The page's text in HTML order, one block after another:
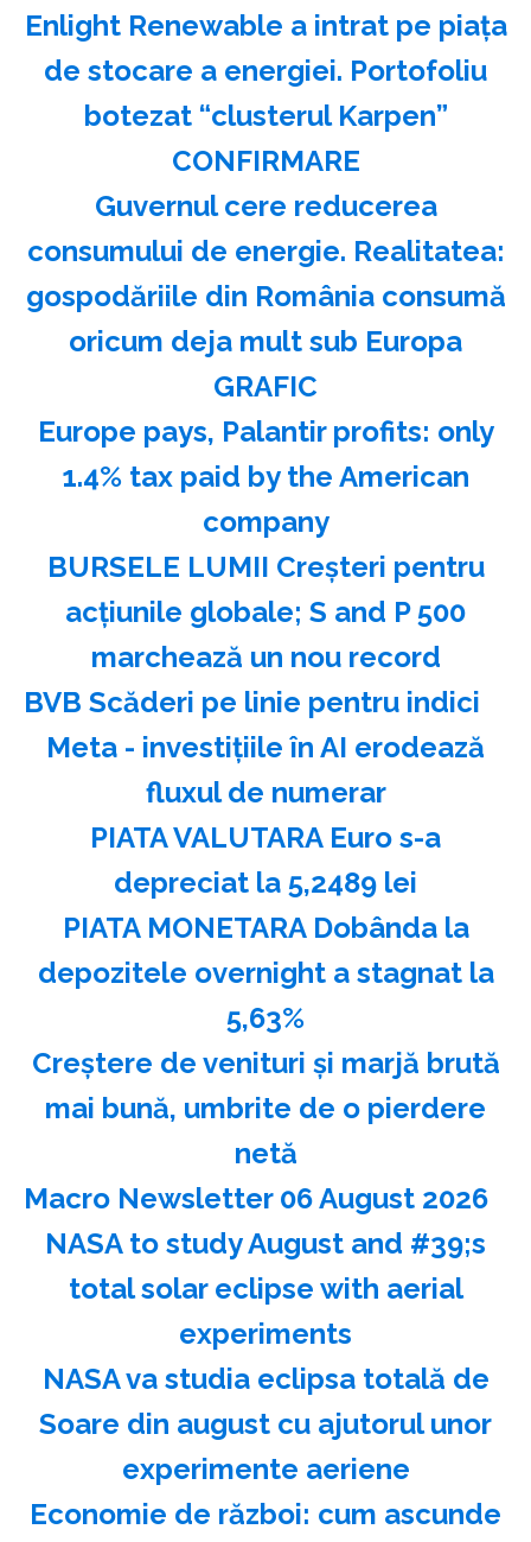
Enlight Renewable a intrat pe piața
de stocare a energiei. Portofoliu
botezat “clusterul Karpen”
CONFIRMARE
Guvernul cere reducerea
consumului de energie. Realitatea:
gospodăriile din România consumă
oricum deja mult sub Europa
GRAFIC
Europe pays, Palantir profits: only
1.4% tax paid by the American
company
BURSELE LUMII Creşteri pentru
acţiunile globale; S and P 500
marchează un nou record
BVB Scăderi pe linie pentru indici
Meta - investiţiile în AI erodează
fluxul de numerar
PIATA VALUTARA Euro s-a
depreciat la 5,2489 lei
PIATA MONETARA Dobânda la
depozitele overnight a stagnat la
5,63%
Creştere de venituri şi marjă brută
mai bună, umbrite de o pierdere
netă
Macro Newsletter 06 August 2026
NASA to study August and #39;s
total solar eclipse with aerial
experiments
NASA va studia eclipsa totală de
Soare din august cu ajutorul unor
experimente aeriene
Economie de război: cum ascunde